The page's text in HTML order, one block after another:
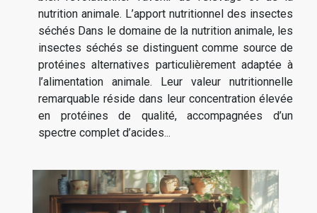
nutrition animale. L’apport nutritionnel des insectes
séchés Dans le domaine de la nutrition animale, les
insectes séchés se distinguent comme source de
protéines alternatives particulièrement adaptée à
l’alimentation animale. Leur valeur nutritionnelle
remarquable réside dans leur concentration élevée
en protéines de qualité, accompagnées d’un
spectre complet d’acides...